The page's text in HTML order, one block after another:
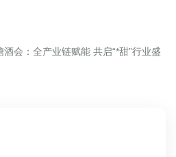
会：全产业链赋能 共启“*甜”行业盛